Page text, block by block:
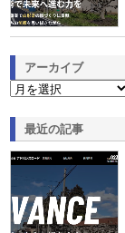
アーカイブ
最近の記事